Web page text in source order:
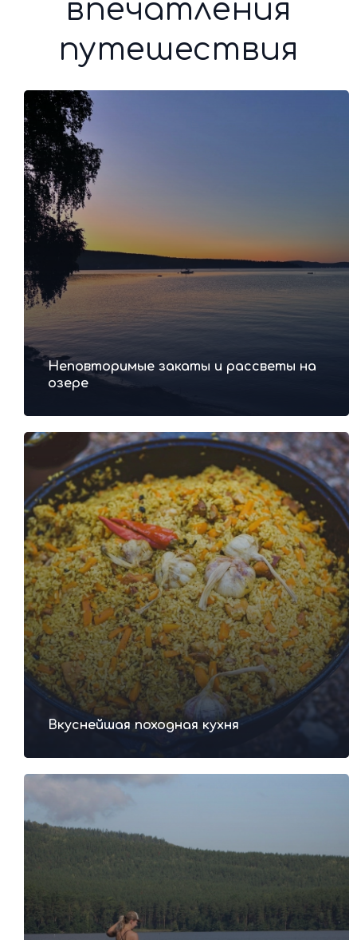
Неповторимые закаты и рассветы на
озере
Вкуснейшая походная кухня